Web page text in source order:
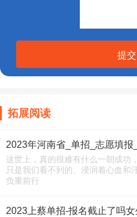
提
拓展阅读
这世上，真的很难有什么一朝成功
只是我们看不到的、浸润着心血和
负重前行